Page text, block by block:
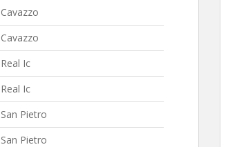
Cavazzo
Cavazzo
Real Ic
Real Ic
San Pietro
San Pietro